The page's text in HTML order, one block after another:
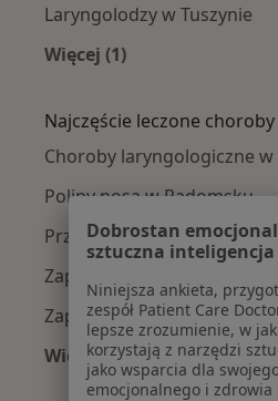
Laryngolodzy w Tuszynie
Więcej (1)
Najczęście leczone choroby
Choroby laryngologiczne w
Polipy nosa w Radomsku
Przerost migdałków w
Zapalenie krtani w
Zapalenie ucha w
Więcej (15)
Więcej w kategorii:
Dobrostan
sztuczna inteligencja
Niniejsza ankieta,
zespół Patient Care
lepsze zrozumienie, w
korzystają z narzędzi
jako wsparcia dla
emocjonalnego i zdrowia